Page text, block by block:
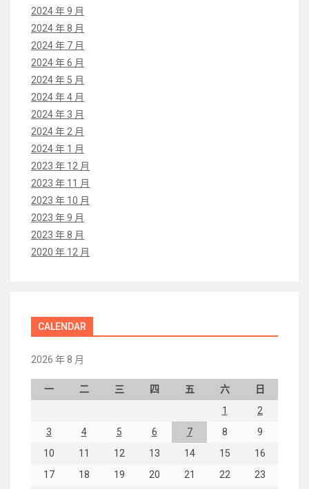
2024 年 9 月
2024 年 8 月
2024 年 7 月
2024 年 6 月
2024 年 5 月
2024 年 4 月
2024 年 3 月
2024 年 2 月
2024 年 1 月
2023 年 12 月
2023 年 11 月
2023 年 10 月
2023 年 9 月
2023 年 8 月
2020 年 12 月
CALENDAR
2026 年 8 月
一 二 三 四 五 六
日
1
2
3
4 5 6 7 8
9
10
11 12 13 14 15
16
17
18 19 20 21 22 23